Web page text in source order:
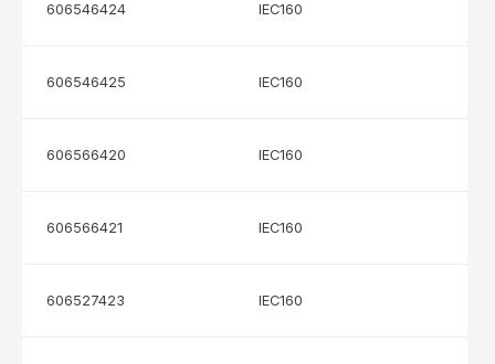
606546424 IEC160
606546425 IEC160
606566420 IEC160
606566421 IEC160
606527423 IEC160